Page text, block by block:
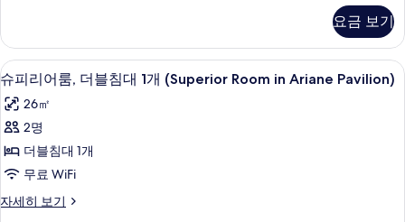
보
기
보
기
침
대
1
개
(Junior
Suite
in
Ariane
Pavilion)
위
트,
더
블
침
대
개
(Junior
in
요금 보기
슈
피
리
어
룸,
더
블
슈피리어룸, 더블침대 1개 (Superior
3
슈피리어룸, 더블침대 1개 (Superior Room in Ariane Pavilion)
26㎡
2명
더블침대 1개
무료 WiFi
자세히 보기
슈